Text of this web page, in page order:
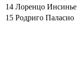
14 Лоренцо Инсинье
15 Родриго Паласио